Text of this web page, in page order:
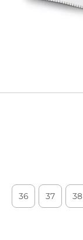
36 37 38